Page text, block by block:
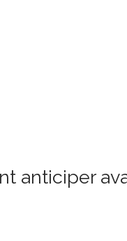
anticiper